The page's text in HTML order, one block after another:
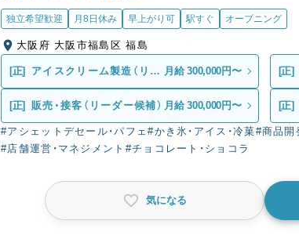
独立希望歓迎 月8日休み 早上がり可 駅すぐ オープニング
大阪府 大阪市福島区 福島
[正]
アイスクリーム製造（リー
ダー候補）
月給 300,000円〜 [正]
[正] 販売・接客（リーダー候補） 月給 300,000円〜 [正]
#アシェットデセール・パフェ#かき氷・アイス・冷菓#商品開
#店舗運営・マネジメント #チョコレート・ショコラ
気になる